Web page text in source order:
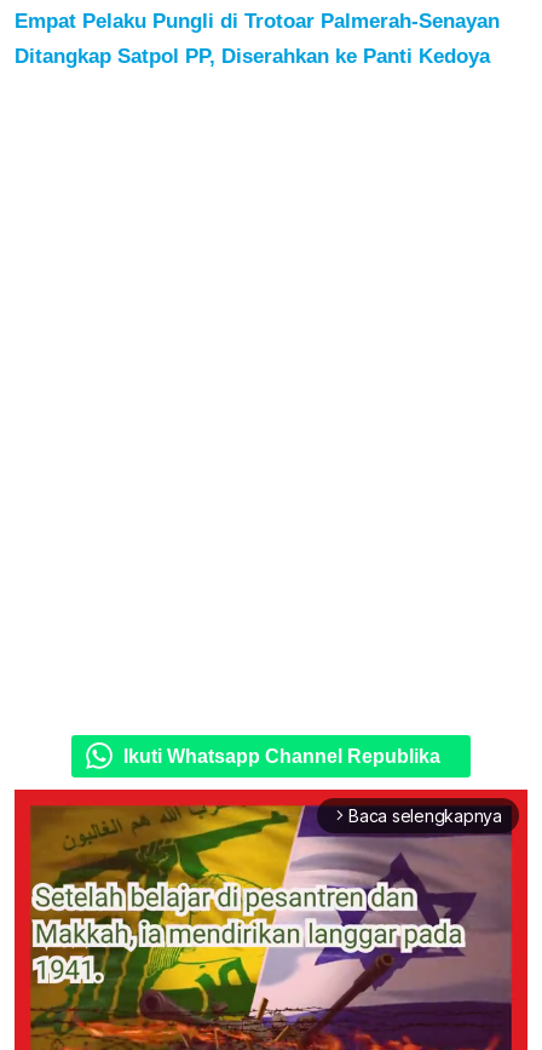
Empat Pelaku Pungli di Trotoar Palmerah-Senayan
Ditangkap Satpol PP, Diserahkan ke Panti Kedoya
Ikuti Whatsapp Channel Republika
arrow_forward_ios Baca selengkapnya